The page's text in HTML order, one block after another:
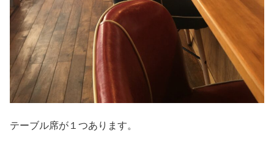
テーブル席が１つあります。